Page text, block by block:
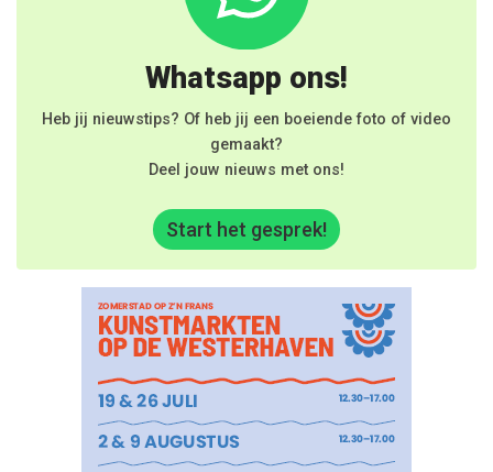
Whatsapp ons!
Heb jij nieuwstips? Of heb jij een boeiende foto of video
gemaakt?
Deel jouw nieuws met ons!
Start het gesprek!